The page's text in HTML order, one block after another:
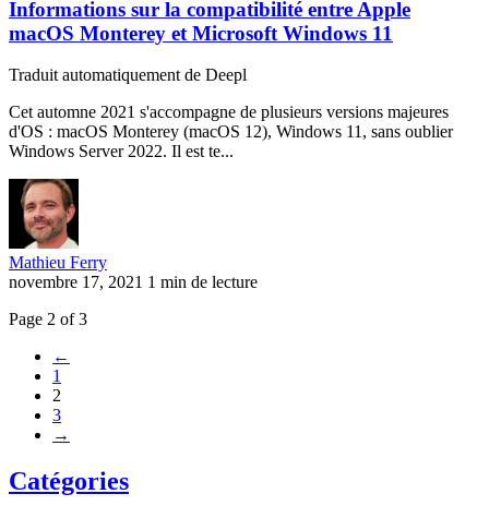
Informations sur la compatibilité entre Apple
macOS Monterey et Microsoft Windows 11
Traduit automatiquement de Deepl
Cet automne 2021 s'accompagne de plusieurs versions majeures
d'OS : macOS Monterey (macOS 12), Windows 11, sans oublier
Windows Server 2022. Il est te...
Mathieu Ferry
novembre 17, 2021 1 min de lecture
Page 2 of 3
←
1
2
3
→
Catégories